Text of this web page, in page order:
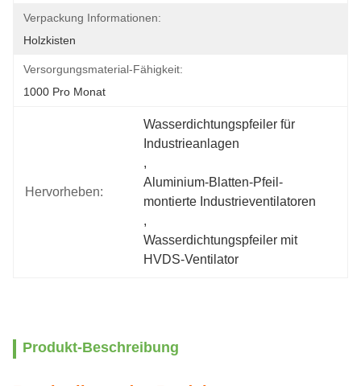
Verpackung Informationen:
Holzkisten
Versorgungsmaterial-Fähigkeit:
1000 Pro Monat
Hervorheben:
Wasserdichtungspfeiler für
Industrieanlagen
,
Aluminium-Blatten-Pfeil-
montierte Industrieventilatoren
,
Wasserdichtungspfeiler mit
HVDS-Ventilator
Produkt-Beschreibung